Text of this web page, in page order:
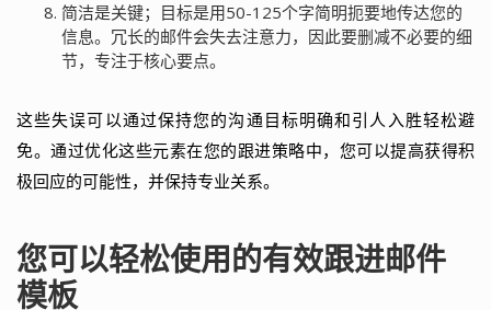
简洁是关键；目标是用50-125个字简明扼要地传达您的
信息。冗长的邮件会失去注意力，因此要删减不必要的细
节，专注于核心要点。
这些失误可以通过保持您的沟通目标明确和引人入胜轻松避
免。通过优化这些元素在您的跟进策略中，您可以提高获得积
极回应的可能性，并保持专业关系。
您可以轻松使用的有效跟进邮件
模板